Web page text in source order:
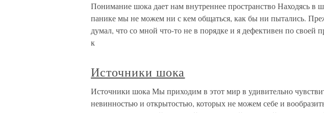
Понимание шока дает нам внутреннее пространство Находясь в
панике мы не можем ни с кем общаться, как бы ни пытались.
думал, что со мной что-то не в порядке и я дефективен по своей
к
Источники шока
Источники шока Мы приходим в этот мир в удивительно
невинностью и открытостью, которых не можем себе и